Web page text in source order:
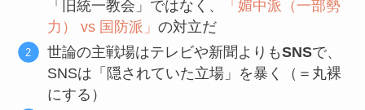
「旧統一教会」ではなく、
「媚中派（一部勢
力） vs 国防派」の対立だ
世論の主戦場はテレビや新聞よりもSNSで、
SNSは「隠されていた立場」を暴く（＝丸裸
にする）